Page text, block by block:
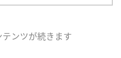
ンツが続きます